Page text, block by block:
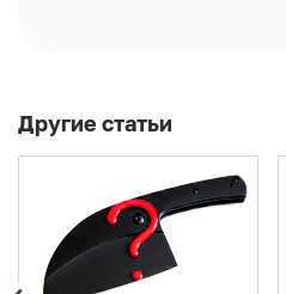
Другие статьи